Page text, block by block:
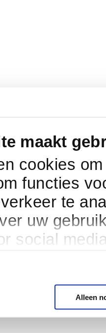
maakt
cookies
functies
te
uw
social
Alleen